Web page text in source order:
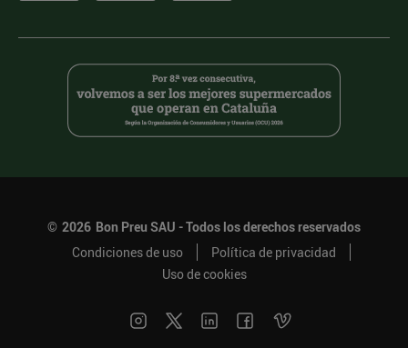
© 2026 Bon Preu SAU - Todos los derechos reservados
Condiciones de uso
Política de privacidad
Uso de cookies